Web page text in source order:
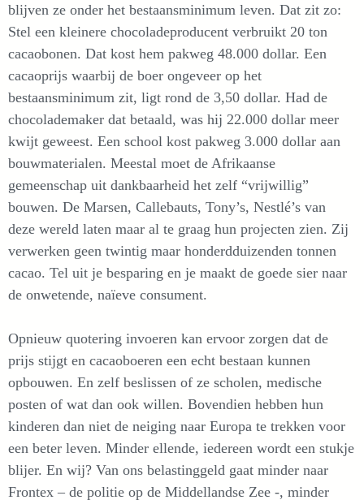
blijven ze onder het bestaansminimum leven. Dat zit zo:
Stel een kleinere chocoladeproducent verbruikt 20 ton
cacaobonen. Dat kost hem pakweg 48.000 dollar. Een
cacaoprijs waarbij de boer ongeveer op het
bestaansminimum zit, ligt rond de 3,50 dollar. Had de
chocolademaker dat betaald, was hij 22.000 dollar meer
kwijt geweest. Een school kost pakweg 3.000 dollar aan
bouwmaterialen. Meestal moet de Afrikaanse
gemeenschap uit dankbaarheid het zelf “vrijwillig”
bouwen. De Marsen, Callebauts, Tony’s, Nestlé’s van
deze wereld laten maar al te graag hun projecten zien. Zij
verwerken geen twintig maar honderdduizenden tonnen
cacao. Tel uit je besparing en je maakt de goede sier naar
de onwetende, naïeve consument.
Opnieuw quotering invoeren kan ervoor zorgen dat de
prijs stijgt en cacaoboeren een echt bestaan kunnen
opbouwen. En zelf beslissen of ze scholen, medische
posten of wat dan ook willen. Bovendien hebben hun
kinderen dan niet de neiging naar Europa te trekken voor
een beter leven. Minder ellende, iedereen wordt een stukje
blijer. En wij? Van ons belastinggeld gaat minder naar
Frontex – de politie op de Middellandse Zee -, minder